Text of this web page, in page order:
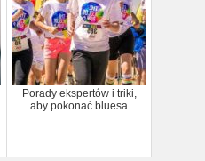
Porady ekspertów i triki,
aby pokonać bluesa